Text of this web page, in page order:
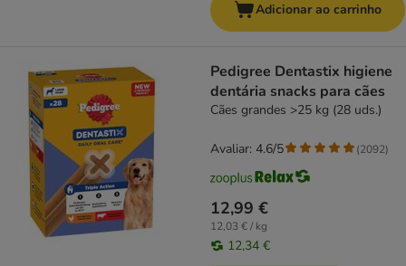
Adicionar ao carrinho
Pedigree Dentastix higiene
dentária snacks para cães
Cães grandes >25 kg (28 uds.)
12,99 €
12,03 € / kg
12,34 €
Avaliar: 4.6/5 (2092)